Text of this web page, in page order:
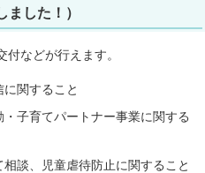
した！）
などが行えます。
関すること
子育てパートナー事業に関する
談、児童虐待防止に関すること